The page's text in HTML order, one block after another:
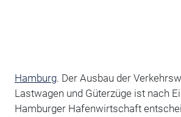
Hamburg. Der Ausbau der
Lastwagen und Güterzüge ist nach
Hamburger Hafenwirtschaft